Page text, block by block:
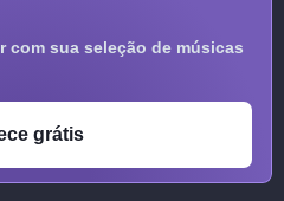
com sua seleção de músicas
grátis